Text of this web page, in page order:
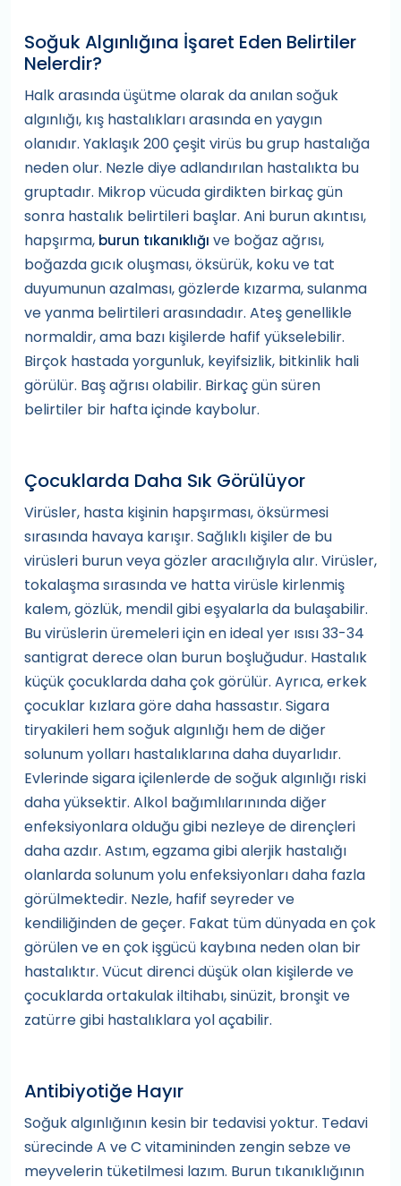
Soğuk Algınlığına İşaret Eden Belirtiler
Nelerdir?
Halk arasında üşütme olarak da anılan soğuk
algınlığı, kış hastalıkları arasında en yaygın
olanıdır. Yaklaşık 200 çeşit virüs bu grup hastalığa
neden olur. Nezle diye adlandırılan hastalıkta bu
gruptadır. Mikrop vücuda girdikten birkaç gün
sonra hastalık belirtileri başlar. Ani burun akıntısı,
hapşırma, burun tıkanıklığı ve boğaz ağrısı,
boğazda gıcık oluşması, öksürük, koku ve tat
duyumunun azalması, gözlerde kızarma, sulanma
ve yanma belirtileri arasındadır. Ateş genellikle
normaldir, ama bazı kişilerde hafif yükselebilir.
Birçok hastada yorgunluk, keyifsizlik, bitkinlik hali
görülür. Baş ağrısı olabilir. Birkaç gün süren
belirtiler bir hafta içinde kaybolur.
Çocuklarda Daha Sık Görülüyor
Virüsler, hasta kişinin hapşırması, öksürmesi
sırasında havaya karışır. Sağlıklı kişiler de bu
virüsleri burun veya gözler aracılığıyla alır. Virüsler,
tokalaşma sırasında ve hatta virüsle kirlenmiş
kalem, gözlük, mendil gibi eşyalarla da bulaşabilir.
Bu virüslerin üremeleri için en ideal yer ısısı 33-34
santigrat derece olan burun boşluğudur. Hastalık
küçük çocuklarda daha çok görülür. Ayrıca, erkek
çocuklar kızlara göre daha hassastır. Sigara
tiryakileri hem soğuk algınlığı hem de diğer
solunum yolları hastalıklarına daha duyarlıdır.
Evlerinde sigara içilenlerde de soğuk algınlığı riski
daha yüksektir. Alkol bağımlılarınında diğer
enfeksiyonlara olduğu gibi nezleye de dirençleri
daha azdır. Astım, egzama gibi alerjik hastalığı
olanlarda solunum yolu enfeksiyonları daha fazla
görülmektedir. Nezle, hafif seyreder ve
kendiliğinden de geçer. Fakat tüm dünyada en çok
görülen ve en çok işgücü kaybına neden olan bir
hastalıktır. Vücut direnci düşük olan kişilerde ve
çocuklarda ortakulak iltihabı, sinüzit, bronşit ve
zatürre gibi hastalıklara yol açabilir.
Antibiyotiğe Hayır
Soğuk algınlığının kesin bir tedavisi yoktur. Tedavi
sürecinde A ve C vitamininden zengin sebze ve
meyvelerin tüketilmesi lazım. Burun tıkanıklığının